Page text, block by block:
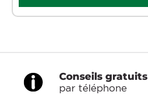
Conseils gratuits
par téléphone